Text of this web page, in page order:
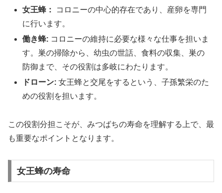
女王蜂：
コロニーの中心的存在であり、産卵を専門
に行います。
働き蜂: コロニーの維持に必要な様々な仕事を担いま
す。巣の掃除から、幼虫の世話、食料の収集、巣の
防御まで、その役割は多岐にわたります。
ドローン: 女王蜂と交尾をするという、子孫繁栄のた
めの役割を担います。
この役割分担こそが、みつばちの寿命を理解する上で、最
も重要なポイントとなります。
女王蜂の寿命